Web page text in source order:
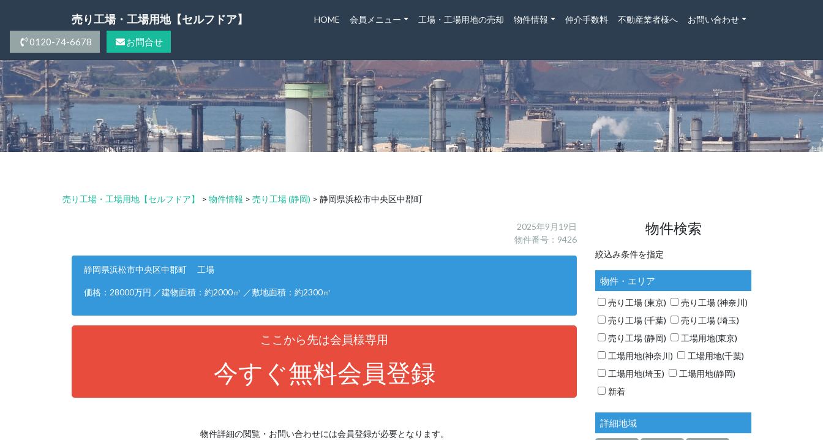
content
売り工場・工場用地【セルフドア】 HOME 会員メニュー 工場・工場用地の売却 物件情報 仲介手数料 不動産業者様へ お問い合わせ
0120-74-6678 お問合せ
売り工場・工場用地【セルフドア】 > 物件情報 > 売り工場 (静岡) > 静岡県浜松市中央区中郡町
2025年9月19日
物件番号：9426
静岡県浜松市中央区中郡町 工場
価格：28000万円 ／建物面積：約2000㎡ ／敷地面積：約2300㎡
ここから先は会員様専用
今すぐ無料会員登録
物件詳細の閲覧・お問い合わせには会員登録が必要となります。
物件検索
絞込み条件を指定
物件・エリア
売り工場 (東京)
売り工場 (神奈川)
売り工場 (千葉)
売り工場 (埼玉)
売り工場 (静岡)
工場用地(東京)
工場用地(神奈川)
工場用地(千葉)
工場用地(埼玉)
工場用地(静岡)
新着
詳細地域